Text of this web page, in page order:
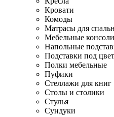
Кровати
Комоды
Матрасы для
Мебельные консоли
Напольные
Подставки под
Полки мебельные
Пуфики
Стеллажи для книг
Столы и столики
Стулья
Сундуки